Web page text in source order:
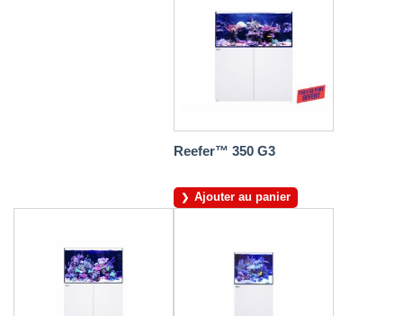
Reefer™ 350 G3
Ajouter au panier